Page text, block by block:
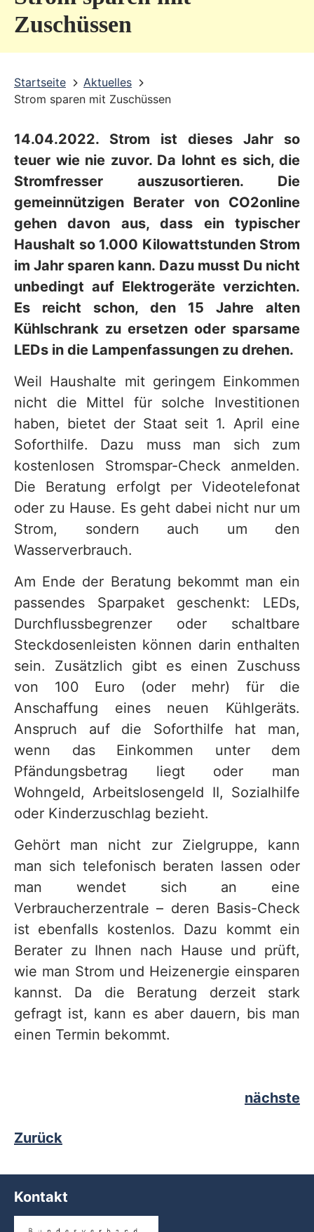
Zuschüssen
Startseite
Aktuelles
Strom sparen mit Zuschüssen
14.04.2022. Strom ist dieses Jahr so
teuer wie nie zuvor. Da lohnt es sich, die
Stromfresser auszusortieren. Die
gemeinnützigen Berater von CO2online
gehen davon aus, dass ein typischer
Haushalt so 1.000 Kilowattstunden Strom
im Jahr sparen kann. Dazu musst Du nicht
unbedingt auf Elektrogeräte verzichten.
Es reicht schon, den 15 Jahre alten
Kühlschrank zu ersetzen oder sparsame
LEDs in die Lampenfassungen zu drehen.
Weil Haushalte mit geringem Einkommen
nicht die Mittel für solche Investitionen
haben, bietet der Staat seit 1. April eine
Soforthilfe. Dazu muss man sich zum
kostenlosen Stromspar-Check anmelden.
Die Beratung erfolgt per Videotelefonat
oder zu Hause. Es geht dabei nicht nur um
Strom, sondern auch um den
Wasserverbrauch.
Am Ende der Beratung bekommt man ein
passendes Sparpaket geschenkt: LEDs,
Durchflussbegrenzer oder schaltbare
Steckdosenleisten können darin enthalten
sein. Zusätzlich gibt es einen Zuschuss
von 100 Euro (oder mehr) für die
Anschaffung eines neuen Kühlgeräts.
Anspruch auf die Soforthilfe hat man,
wenn das Einkommen unter dem
Pfändungsbetrag liegt oder man
Wohngeld, Arbeitslosengeld II, Sozialhilfe
oder Kinderzuschlag bezieht.
Gehört man nicht zur Zielgruppe, kann
man sich telefonisch beraten lassen oder
man wendet sich an eine
Verbraucherzentrale – deren Basis-Check
ist ebenfalls kostenlos. Dazu kommt ein
Berater zu Ihnen nach Hause und prüft,
wie man Strom und Heizenergie einsparen
kannst. Da die Beratung derzeit stark
gefragt ist, kann es aber dauern, bis man
einen Termin bekommt.
nächste
Zurück
Kontakt